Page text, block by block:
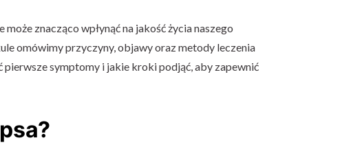
znacząco wpłynąć na jakość życia naszego
omówimy przyczyny, objawy oraz metody leczenia
pierwsze symptomy i jakie kroki podjąć, aby zapewnić